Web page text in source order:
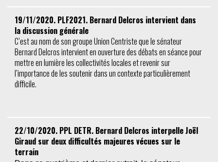
19/11/2020. PLF2021. Bernard Delcros intervient dans
la discussion générale
C’est au nom de son groupe Union Centriste que le sénateur
Bernard Delcros intervient en ouverture des débats en séance pour
mettre en lumière les collectivités locales et revenir sur
l’importance de les soutenir dans un contexte particulièrement
difficile.
22/10/2020. PPL DETR. Bernard Delcros interpelle Joël
Giraud sur deux difficultés majeures vécues sur le
terrain